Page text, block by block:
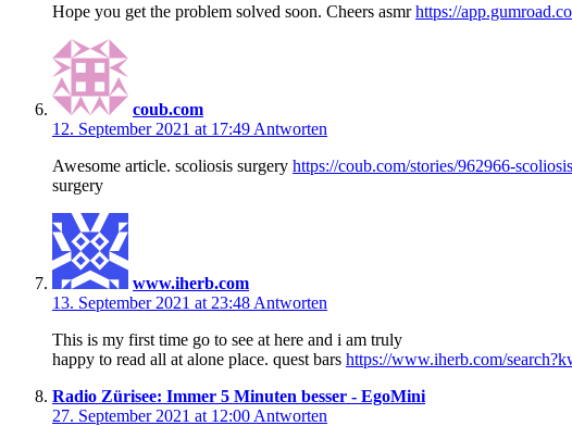
Hope you get the problem solved soon. Cheers asmrhttps://
coub.com
12. September 2021 at 17:49 Antworten
Awesome article. scoliosis surgery https://coub.com/stories/962966-
surgery
www.iherb.com
13. September 2021 at 23:48 Antworten
This is my first time go to see at here and i am truly
happy to read all at alone place. quest bars https://www.iherb.com/
Radio Zürisee: Immer 5 Minuten besser - EgoMini
27. September 2021 at 12:00 Antworten